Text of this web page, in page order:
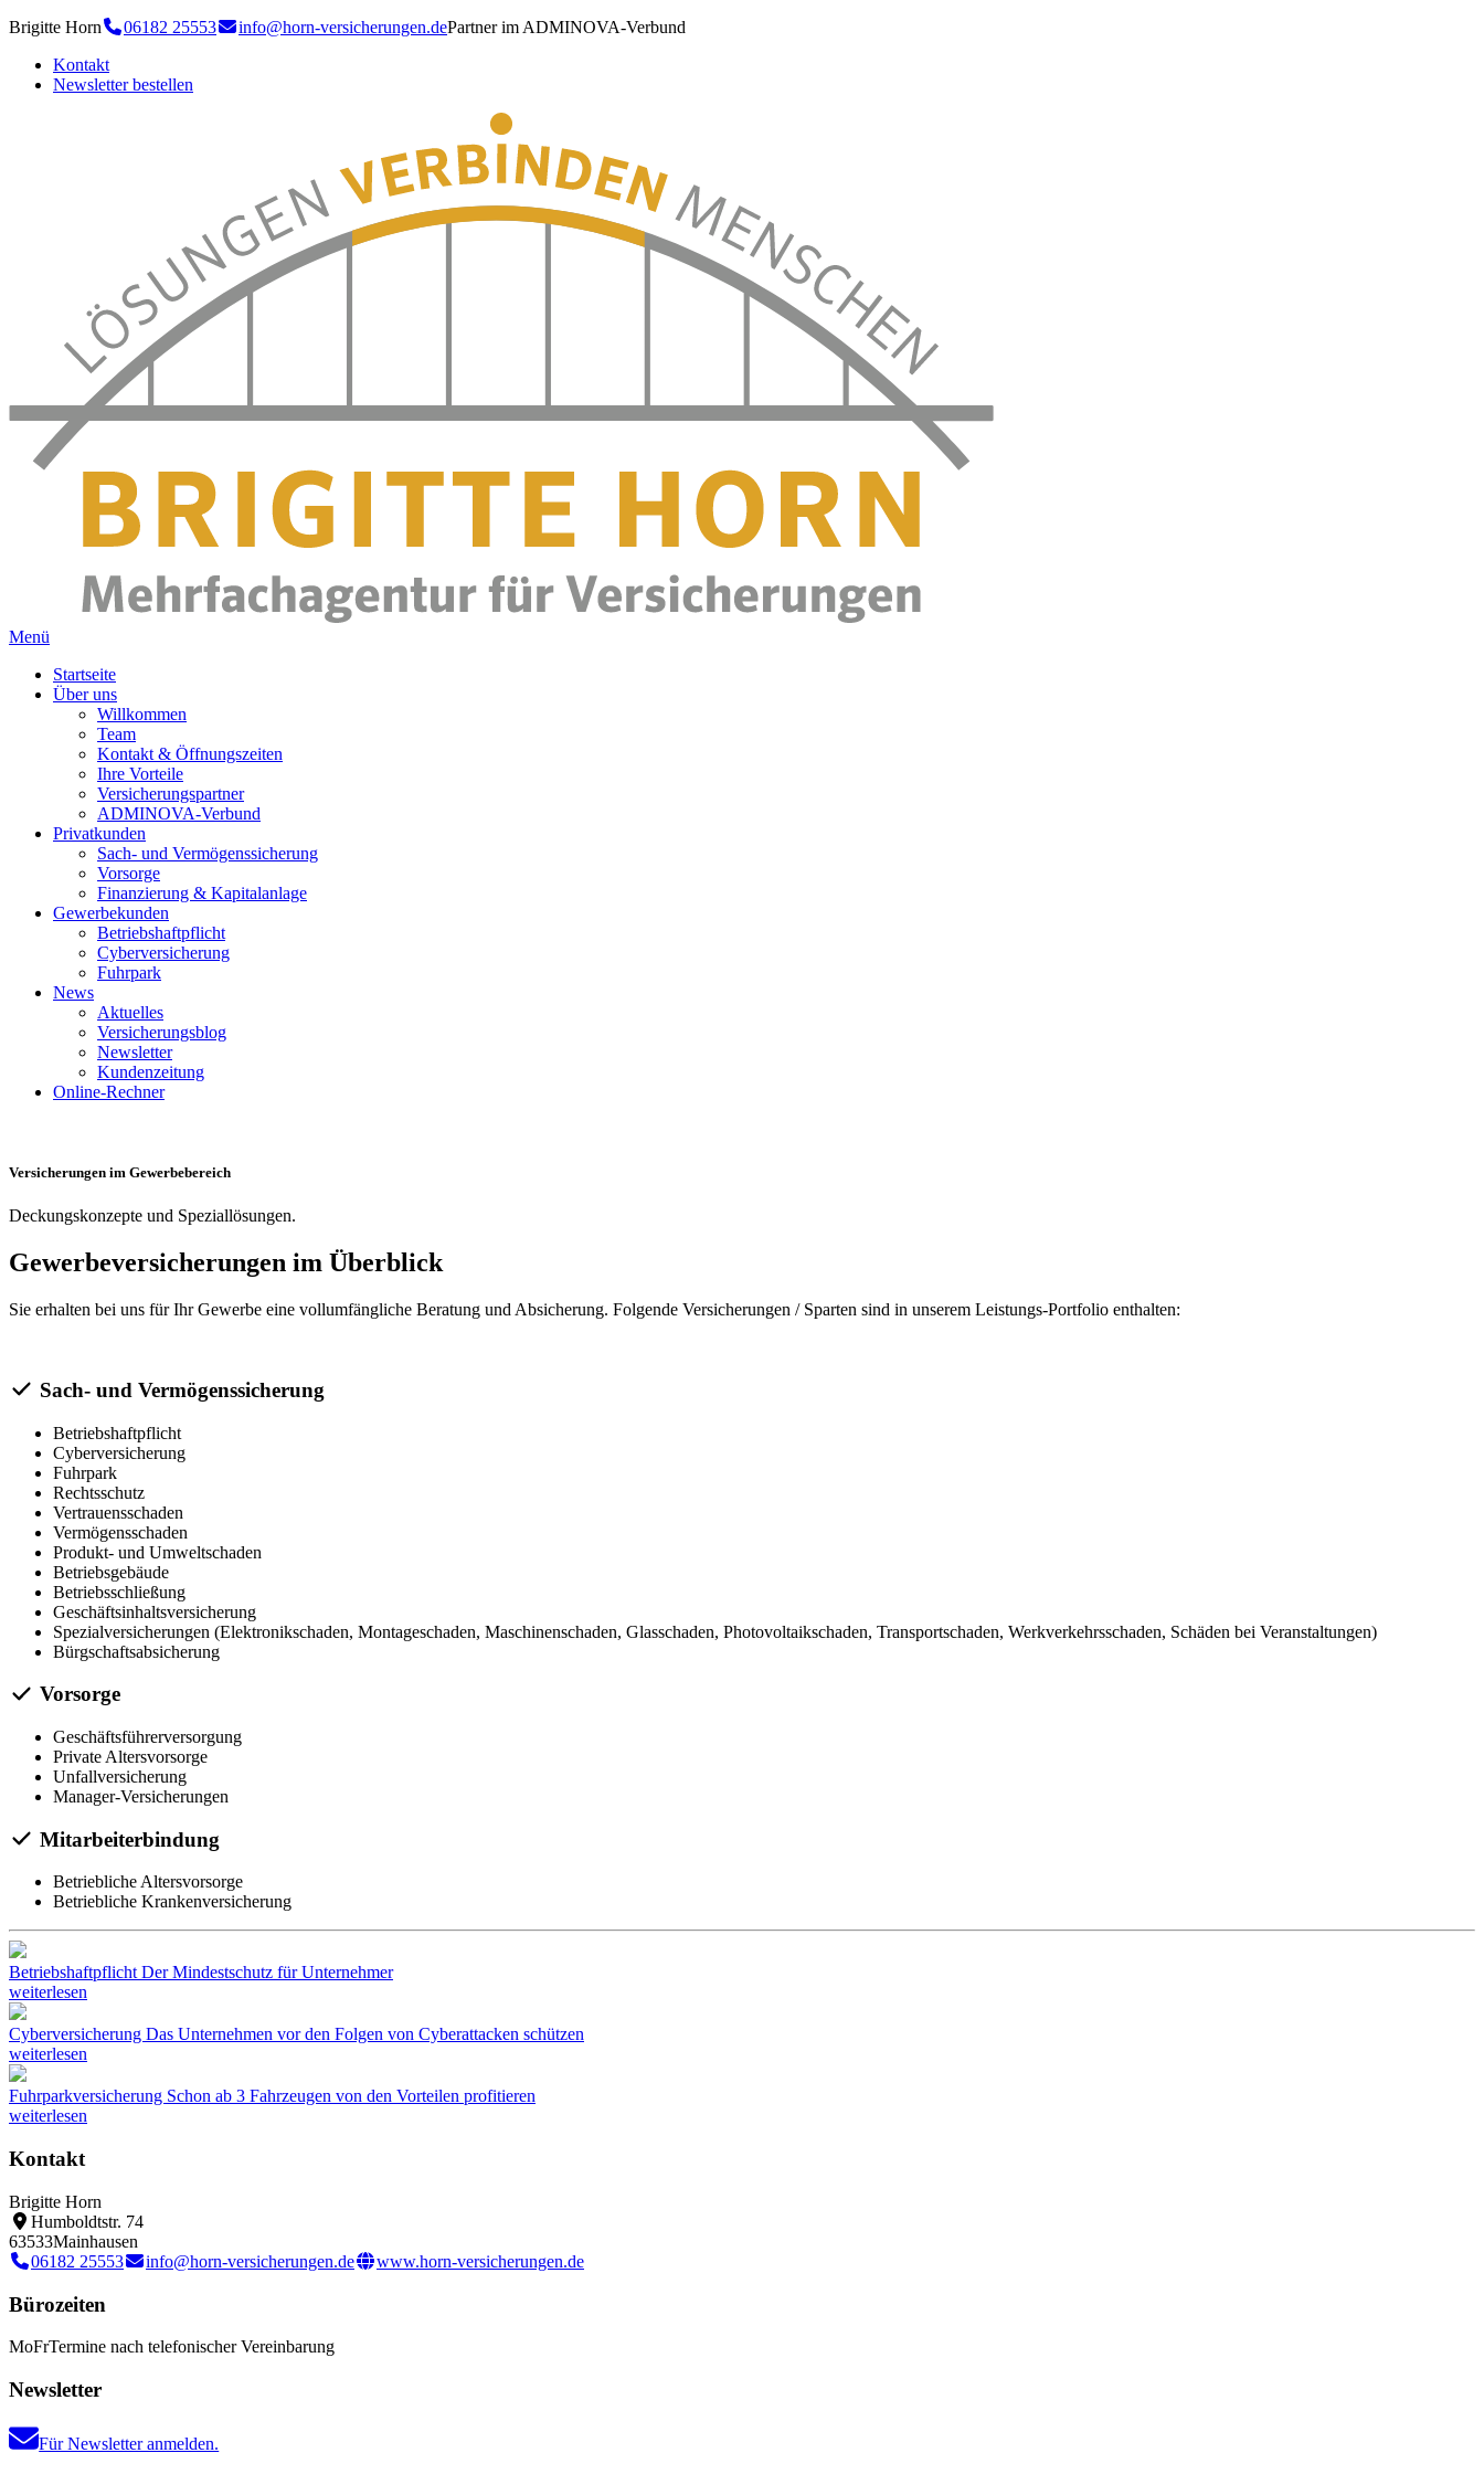
Brigitte Horn 06182 25553 info@horn-versicherungen.dePartner im ADMINOVA-Verbund
Kontakt
Newsletter bestellen
Menü
Startseite
Über uns
Willkommen
Team
Kontakt & Öffnungszeiten
Ihre Vorteile
Versicherungspartner
ADMINOVA-Verbund
Privatkunden
Sach- und Vermögenssicherung
Vorsorge
Finanzierung & Kapitalanlage
Gewerbekunden
Betriebshaftpflicht
Cyberversicherung
Fuhrpark
News
Aktuelles
Versicherungsblog
Newsletter
Kundenzeitung
Online-Rechner
Versicherungen im Gewerbebereich
Deckungskonzepte und Speziallösungen.
Gewerbeversicherungen im Überblick
Sie erhalten bei uns für Ihr Gewerbe eine vollumfängliche Beratung und Absicherung. Folgende Versicherungen / Sparten sind in unserem Leistungs-Portfolio enthalten:
Sach- und Vermögenssicherung
Betriebshaftpflicht
Cyberversicherung
Fuhrpark
Rechtsschutz
Vertrauensschaden
Vermögensschaden
Produkt- und Umweltschaden
Betriebsgebäude
Betriebsschließung
Geschäftsinhaltsversicherung
Spezialversicherungen (Elektronikschaden, Montageschaden, Maschinenschaden, Glasschaden, Photovoltaikschaden, Transportschaden, Werkverkehrsschaden, Schäden bei Veranstaltungen)
Bürgschaftsabsicherung
Vorsorge
Geschäftsführerversorgung
Private Altersvorsorge
Unfallversicherung
Manager-Versicherungen
Mitarbeiterbindung
Betriebliche Altersvorsorge
Betriebliche Krankenversicherung
BetriebshaftpflichtDer Mindestschutz für Unternehmer
weiterlesen
Cyberversicherung Das Unternehmen vor den Folgen von Cyberattacken schützen
weiterlesen
Fuhrparkversicherung Schon ab 3 Fahrzeugen von den Vorteilen profitieren
weiterlesen
Kontakt
Brigitte Horn
Humboldtstr. 74
63533Mainhausen
06182 25553
info@horn-versicherungen.de www.horn-versicherungen.de
Bürozeiten
MoFrTermine nach telefonischer Vereinbarung
Newsletter
Für Newsletter anmelden.